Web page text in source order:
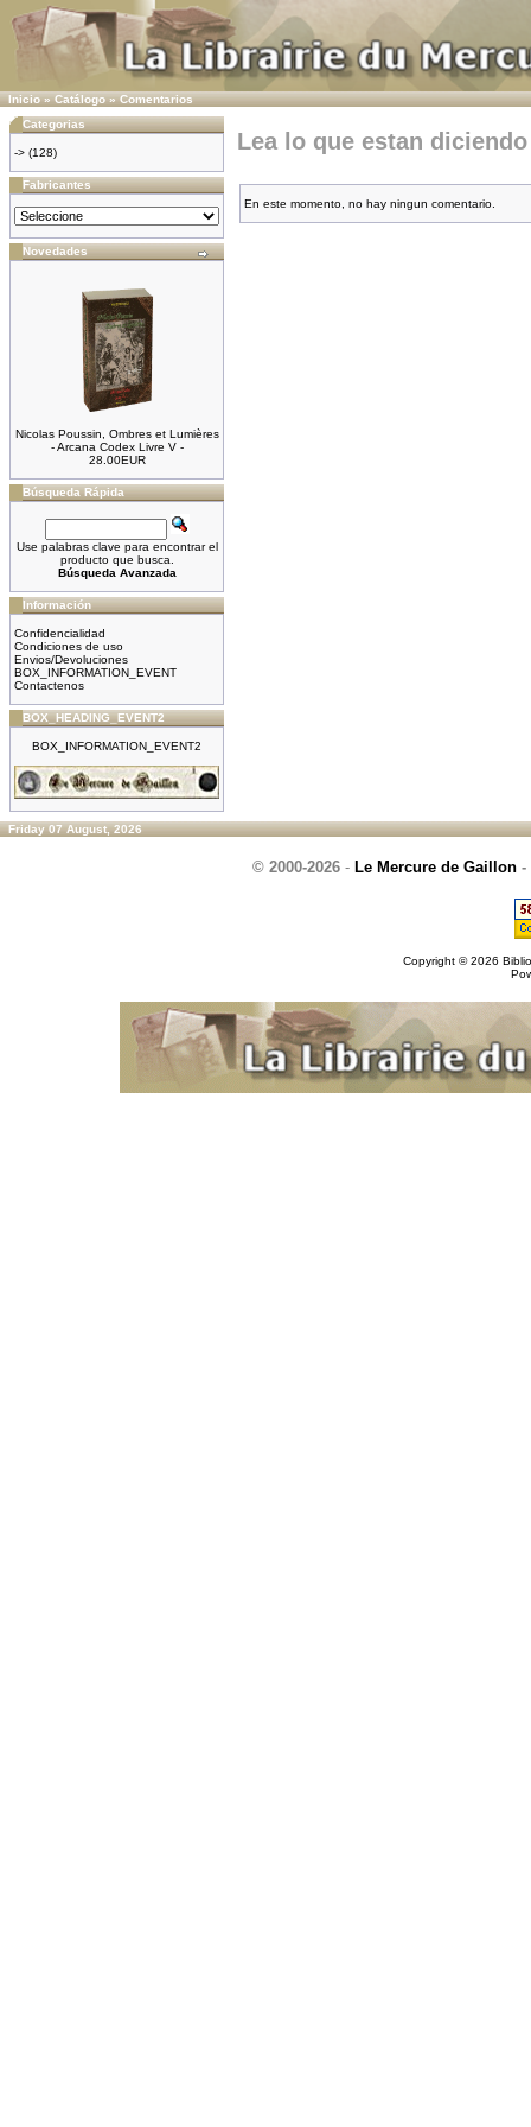
Inicio»Catálogo»Comentarios
Categorias
-> (128)
Fabricantes
Novedades
Nicolas Poussin, Ombres et Lumières
- Arcana Codex Livre V -
28.00EUR
Búsqueda Rápida
Use palabras clave para encontrar el
producto que busca.
Búsqueda Avanzada
Información
Confidencialidad
Condiciones de uso
Envios/Devoluciones
BOX_INFORMATION_EVENT
Contactenos
BOX_HEADING_EVENT2
BOX_INFORMATION_EVENT2
Lea lo que estan
En este momento, no hay ningun comentario.
Friday 07 August, 2026
© 2000-2026 - Le Mercure de Gaillon -
Copyright © 2026